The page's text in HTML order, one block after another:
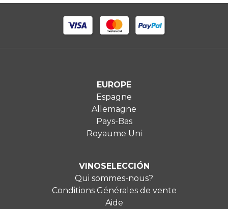
EUROPE
Espagne
Allemagne
Pays-Bas
Royaume Uni
VINOSELECCIÓN
Qui sommes-nous?
Conditions Générales de vente
Aide